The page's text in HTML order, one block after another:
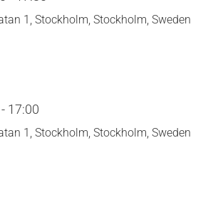
1, Stockholm, Stockholm, Sweden
- 17:00
1, Stockholm, Stockholm, Sweden